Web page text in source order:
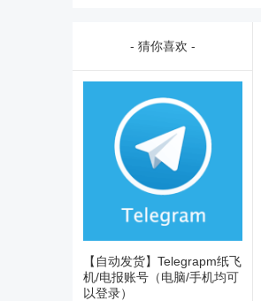
- 猜你喜欢 -
【自动发货】Telegrapm纸飞
机/电报账号（电脑/手机均可
以登录）